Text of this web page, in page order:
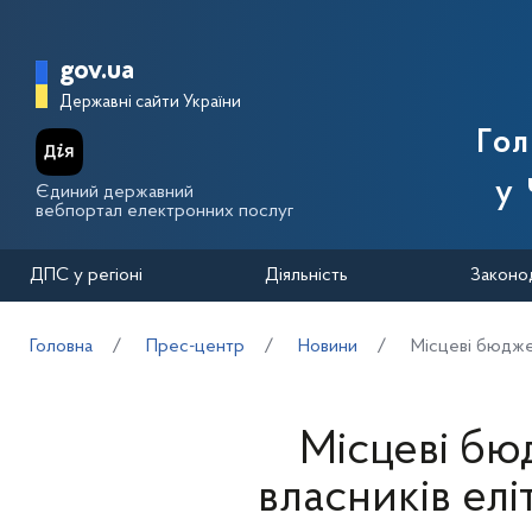
Головна сторінка Державної
gov.ua
Державні сайти України
Єдиний державний
вебпортал електронних послуг
у
ДПС у регіоні Діяльність
Головна Прес-центр Новини Місцеві
Місцеві
власників